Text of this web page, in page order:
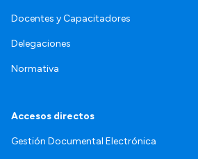
Docentes y Capacitadores
Delegaciones
Normativa
Accesos directos
Gestión Documental Electrónica